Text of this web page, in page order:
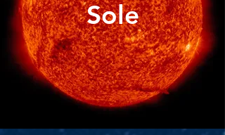
Sole